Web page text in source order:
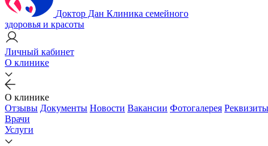
Доктор Дан Клиника семейного
здоровья и красоты
Личный кабинет
О клинике
О клинике
Отзывы Документы Новости Вакансии Фотогалерея Реквизиты
Врачи
Услуги